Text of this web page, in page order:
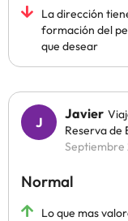
La dirección
formación del
que desear
Javier
Reserva de
Septiembre
Normal
Lo que mas